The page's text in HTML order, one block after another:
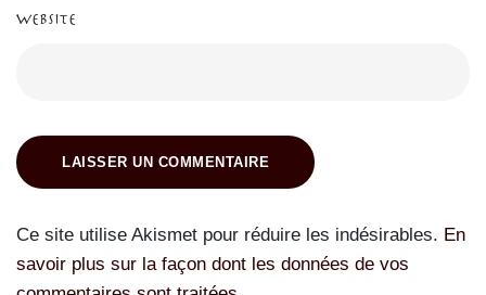
Website
LAISSER UN COMMENTAIRE
Ce site utilise Akismet pour réduire les indésirables. En
savoir plus sur la façon dont les données de vos